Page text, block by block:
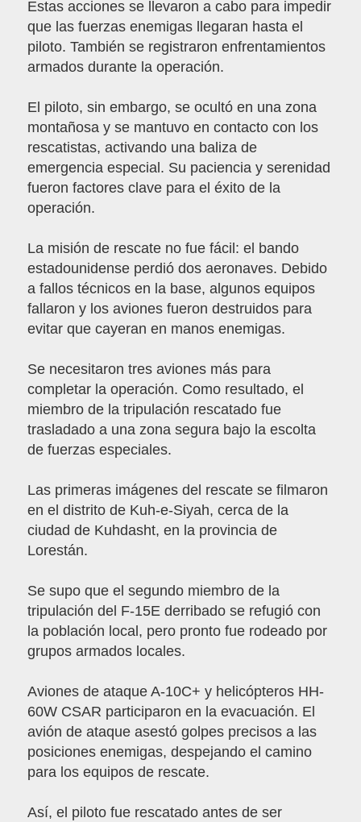
Estas acciones se llevaron a cabo para impedir
que las fuerzas enemigas llegaran hasta el
piloto. También se registraron enfrentamientos
armados durante la operación.
El piloto, sin embargo, se ocultó en una zona
montañosa y se mantuvo en contacto con los
rescatistas, activando una baliza de
emergencia especial. Su paciencia y serenidad
fueron factores clave para el éxito de la
operación.
La misión de rescate no fue fácil: el bando
estadounidense perdió dos aeronaves. Debido
a fallos técnicos en la base, algunos equipos
fallaron y los aviones fueron destruidos para
evitar que cayeran en manos enemigas.
Se necesitaron tres aviones más para
completar la operación. Como resultado, el
miembro de la tripulación rescatado fue
trasladado a una zona segura bajo la escolta
de fuerzas especiales.
Las primeras imágenes del rescate se filmaron
en el distrito de Kuh-e-Siyah, cerca de la
ciudad de Kuhdasht, en la provincia de
Lorestán.
Se supo que el segundo miembro de la
tripulación del F-15E derribado se refugió con
la población local, pero pronto fue rodeado por
grupos armados locales.
Aviones de ataque A-10C+ y helicópteros HH-
60W CSAR participaron en la evacuación. El
avión de ataque asestó golpes precisos a las
posiciones enemigas, despejando el camino
para los equipos de rescate.
Así, el piloto fue rescatado antes de ser